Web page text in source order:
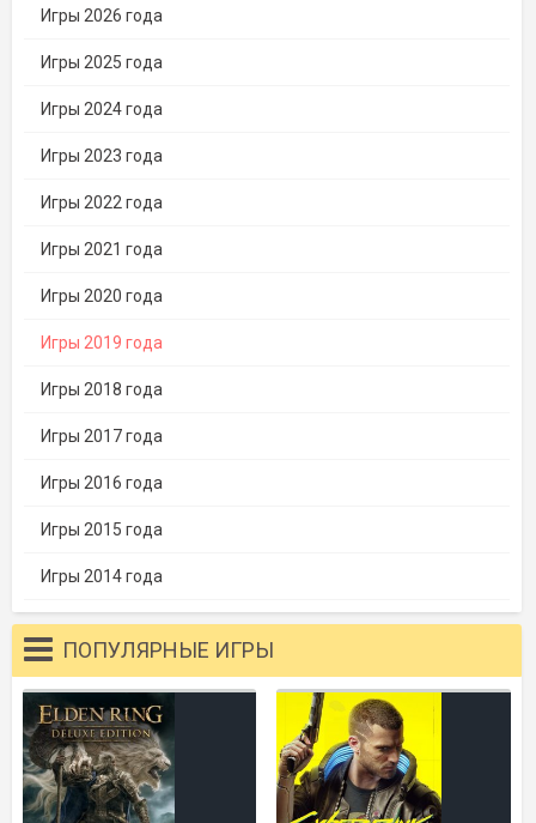
Игры 2026 года
Игры 2025 года
Игры 2024 года
Игры 2023 года
Игры 2022 года
Игры 2021 года
Игры 2020 года
Игры 2019 года
Игры 2018 года
Игры 2017 года
Игры 2016 года
Игры 2015 года
Игры 2014 года
ПОПУЛЯРНЫЕ ИГРЫ